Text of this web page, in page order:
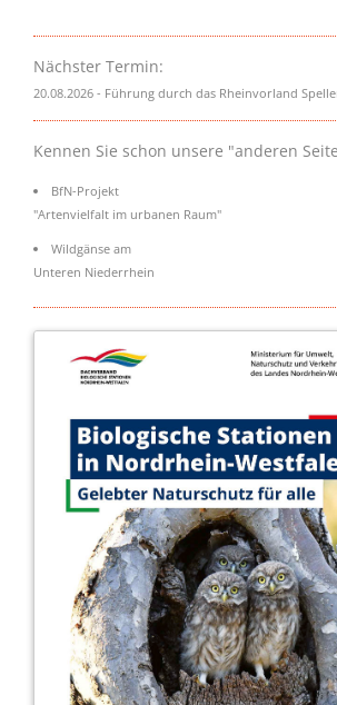
Nächster Termin:
20.08.2026 - Führung durch das Rheinvorland
Kennen Sie schon unsere "anderen
BfN-Projekt
"Artenvielfalt im urbanen Raum"
Wildgänse am
Unteren Niederrhein